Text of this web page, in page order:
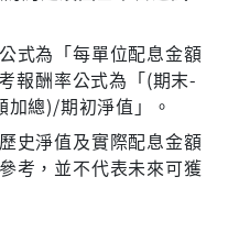
式為「每單位配息金額
報酬率公式為「(期末-
總)/期初淨值」。
史淨值及實際配息金額
考，並不代表未來可獲